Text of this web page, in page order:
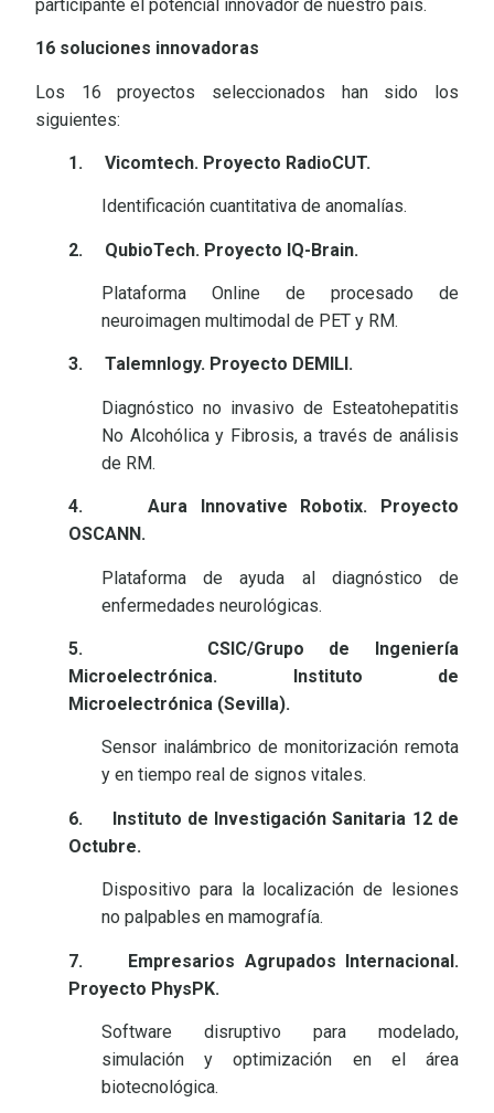
participante el potencial innovador de nuestro país.
16 soluciones innovadoras
Los 16 proyectos seleccionados han sido los
siguientes:
1. Vicomtech. Proyecto RadioCUT.
Identificación cuantitativa de anomalías.
2. QubioTech. Proyecto IQ-Brain.
Plataforma Online de procesado de
neuroimagen multimodal de PET y RM.
3. Talemnlogy. Proyecto DEMILI.
Diagnóstico no invasivo de Esteatohepatitis
No Alcohólica y Fibrosis, a través de análisis
de RM.
4. Aura Innovative Robotix. Proyecto
OSCANN.
Plataforma de ayuda al diagnóstico de
enfermedades neurológicas.
5. CSIC/Grupo de Ingeniería
Microelectrónica. Instituto de
Microelectrónica (Sevilla).
Sensor inalámbrico de monitorización remota
y en tiempo real de signos vitales.
6. Instituto de Investigación Sanitaria 12 de
Octubre.
Dispositivo para la localización de lesiones
no palpables en mamografía.
7. Empresarios Agrupados Internacional.
Proyecto PhysPK.
Software disruptivo para modelado,
simulación y optimización en el área
biotecnológica.